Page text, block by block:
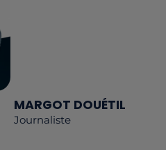
MARGOT DOUÉTIL
Journaliste